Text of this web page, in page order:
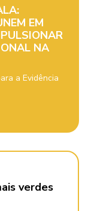
EM
NA
a Evidência
verdes